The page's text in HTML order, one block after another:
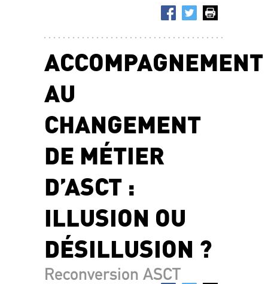
ACCOMPAGNEMENT
AU
CHANGEMENT
DE MÉTIER
D’ASCT :
ILLUSION OU
DÉSILLUSION ?
Reconversion ASCT